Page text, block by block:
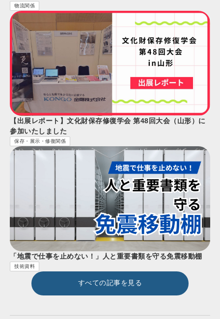
物流関係
【出展レポート】文化財保存修復学会 第48回大会（山形）に
参加いたしました
保存・展示・修復関係
「地震で仕事を止めない！」人と重要書類を守る免震移動棚
技術資料
すべての記事を見る